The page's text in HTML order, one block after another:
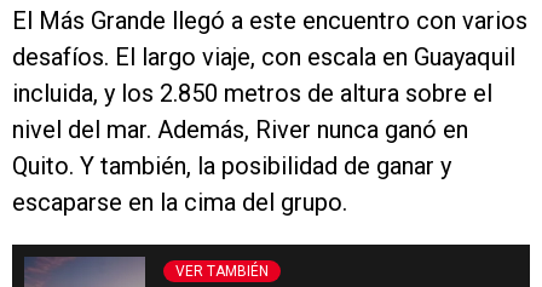
El Más Grande llegó a este encuentro con varios
desafíos. El largo viaje, con escala en Guayaquil
incluida, y los 2.850 metros de altura sobre el
nivel del mar. Además, River nunca ganó en
Quito. Y también, la posibilidad de ganar y
escaparse en la cima del grupo.
VER TAMBIÉN